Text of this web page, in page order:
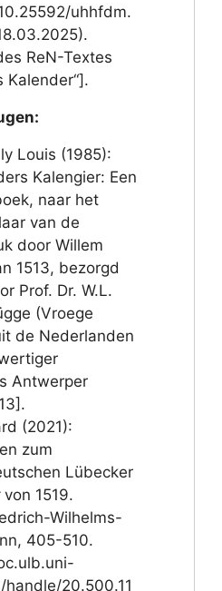
uhhfdm.
ReN-Textes
Kalender“].
Louis (1985):
Kalengier: Een
naar het
van de
door Willem
1513, bezorgd
Prof. Dr. W.L.
(Vroege
de Nederlanden
Antwerper
(2021):
zum
Lübecker
von 1519.
Wilhelms-
405-510.
20.500.11